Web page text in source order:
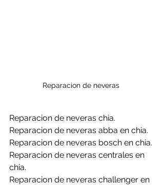
Reparacion de neveras
Reparacion de neveras chia.
Reparacion de neveras abba en chia.
Reparacion de neveras bosch en chia.
Reparacion de neveras centrales en
chia.
Reparacion de neveras challenger en